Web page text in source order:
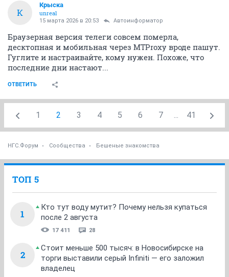
К
Крыска
unreal
15 марта 2026 в 20:53 Автоинформатор
Браузерная версия телеги совсем померла,
десктопная и мобильная через MTProxy вроде пашут.
Гуглите и настраивайте, кому нужен. Похоже, что
последние дни настают...
ОТВЕТИТЬ
1 2 3 4 5 6 7 ... 41
НГС.Форум Сообщества Бешеные знакомства
ТОП 5
1
Кто тут воду мутит? Почему нельзя купаться
после 2 августа
17 411 28
2
Стоит меньше 500 тысяч: в Новосибирске на
торги выставили серый Infiniti — его заложил
владелец